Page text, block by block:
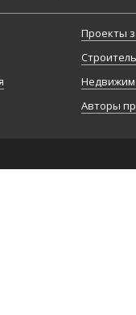
Проекты
Авторы